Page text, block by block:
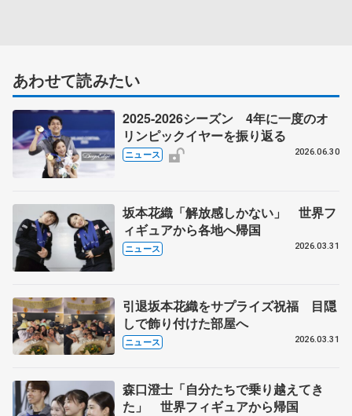
あわせて読みたい
2025-2026シーズン 4年に一度のオ
リンピックイヤーを振り返る
ニュース 2026.06.30
坂本花織「解放感しかない」 世界フ
ィギュアから各地へ帰国
ニュース 2026.03.31
引退坂本花織をサプライズ祝福 目隠
しで飾り付けた部屋へ
ニュース 2026.03.31
森口澄士「自分たちで乗り越えてき
た」 世界フィギュアから帰国